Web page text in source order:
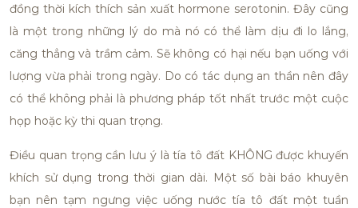
đồng thời kích thích sản xuất hormone serotonin. Đây cũng
là một trong những lý do mà nó có thể làm dịu đi lo lắng,
căng thẳng và trầm cảm. Sẽ không có hại nếu bạn uống với
lượng vừa phải trong ngày. Do có tác dụng an thần nên đây
có thể không phải là phương pháp tốt nhất trước một cuộc
họp hoặc kỳ thi quan trọng.
Điều quan trọng cần lưu ý là tía tô đất KHÔNG được khuyến
khích sử dụng trong thời gian dài. Một số bài báo khuyên
bạn nên tạm ngưng việc uống nước tía tô đất một tuần